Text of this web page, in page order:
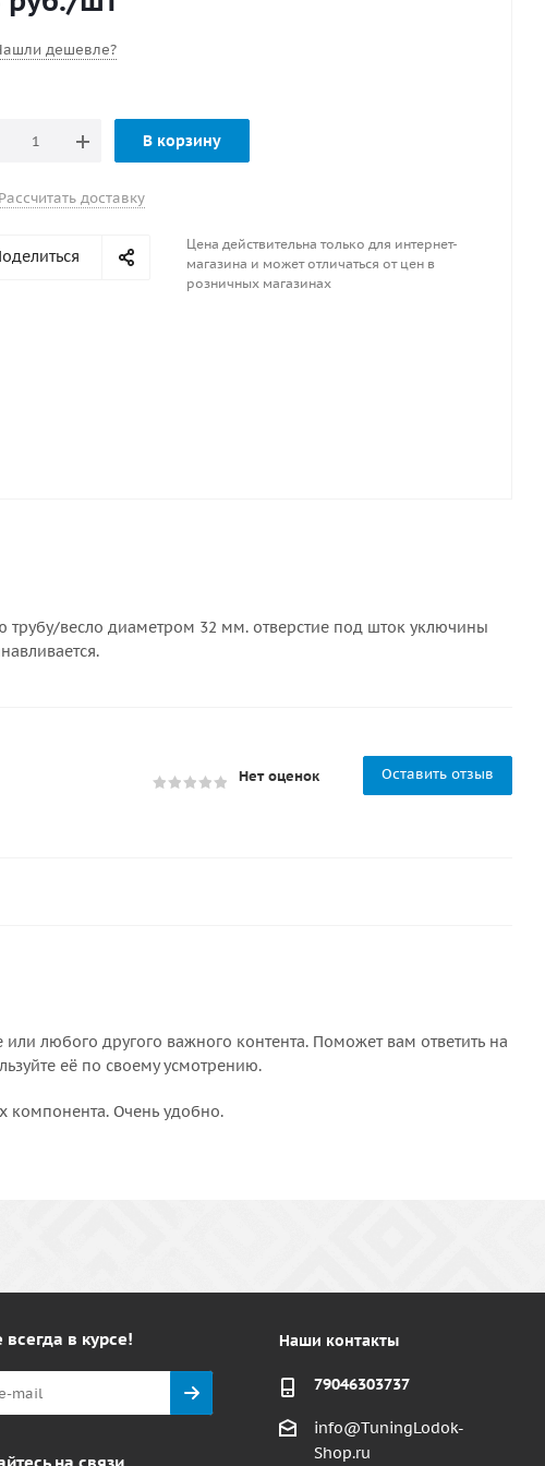
дешевле?
В корзину
Рассчитать доставку
Цена действительна только для интернет-
магазина и может отличаться от цен в
розничных магазинах
весло диаметром 32 мм. отверстие под шток уключины
Нет оценок Оставить отзыв
любого другого важного контента. Поможет вам ответить на
её по своему усмотрению.
компонента. Очень удобно.
всегда в курсе! Наши контакты
79046303737
info@TuningLodok-
Shop.ru